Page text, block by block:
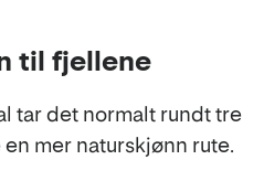
til fjellene
tar det normalt rundt tre
mer naturskjønn rute.